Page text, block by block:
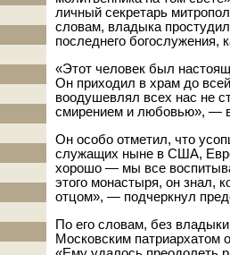
личный секретарь
словам, владыка
последнего богослужения,
«Этот человек был
Он приходил в храм до
воодушевлял всех нас не
смирением и любовью», —
Он особо отметил, что
служащих ныне в США,
хорошо — мы все
этого монастыря, он знал,
отцом», — подчеркнул
По его словам, без
Московским патриархатом